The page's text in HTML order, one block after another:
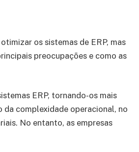
os sistemas de ERP, mas
preocupações e como as
ERP, tornando-os mais
da complexidade operacional, no
No entanto, as empresas